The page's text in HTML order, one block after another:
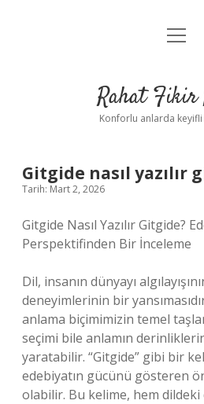
Anasayfa
Yasal
menüyü
Rahat Fikir
Konforlu anlarda
Gitgide nasıl yazılır
Tarih: Mart 2, 2026
Gitgide Nasıl Yazılır Gitgide?
Perspektifinden Bir İnceleme
Dil, insanın dünyayı
deneyimlerinin bir
anlama biçimimizin temel
seçimi bile anlamın
yaratabilir. “Gitgide” gibi bir
edebiyatın gücünü gösteren
olabilir. Bu kelime, hem dildeki